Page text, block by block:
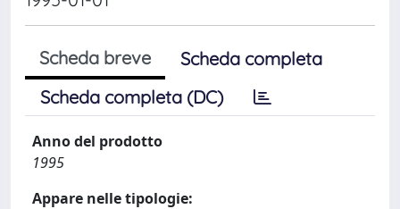
Scheda breve
Scheda completa
Scheda completa (DC)
Anno del prodotto
1995
Appare nelle tipologie: